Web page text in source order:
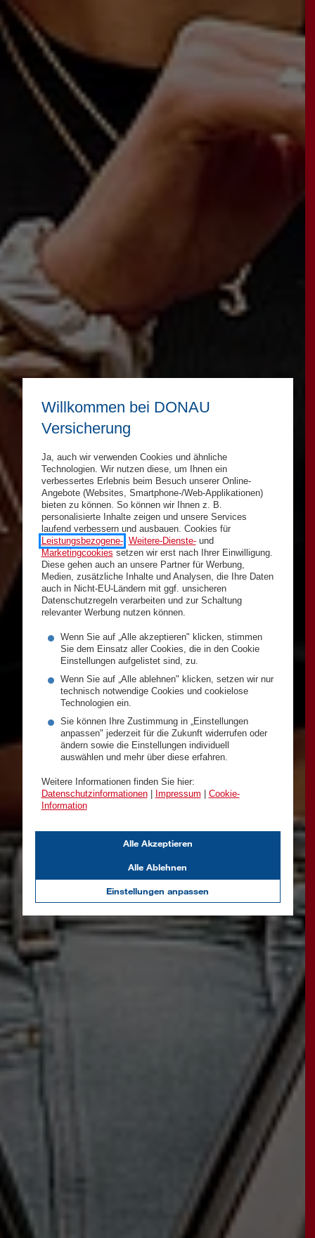
Willkommen bei DONAU
Versicherung
Ja, auch wir verwenden Cookies und ähnliche
Technologien. Wir nutzen diese, um Ihnen ein
verbessertes Erlebnis beim Besuch unserer Online-
Angebote (Websites, Smartphone-/Web-Applikationen)
bieten zu können. So können wir Ihnen z. B.
personalisierte Inhalte zeigen und unsere Services
laufend verbessern und ausbauen. Cookies für
Leistungsbezogene-, Weitere-Dienste-und
Marketingcookies setzen wir erst nach Ihrer Einwilligung.
Diese gehen auch an unsere Partner für Werbung,
Medien, zusätzliche Inhalte und Analysen, die Ihre Daten
auch in Nicht-EU-Ländern mit ggf. unsicheren
Datenschutzregeln verarbeiten und zur Schaltung
relevanter Werbung nutzen können.
Wenn Sie auf „Alle akzeptieren" klicken, stimmen
Sie dem Einsatz aller Cookies, die in den Cookie
Einstellungen aufgelistet sind, zu.
Wenn Sie auf „Alle ablehnen" klicken, setzen wir nur
technisch notwendige Cookies und cookielose
Technologien ein.
Sie können Ihre Zustimmung in „Einstellungen
anpassen" jederzeit für die Zukunft widerrufen oder
ändern sowie die Einstellungen individuell
auswählen und mehr über diese erfahren.
Weitere Informationen finden Sie hier:
Datenschutzinformationen| Impressum
Cookie-
Information
Einstellungen anpassen
Alle Ablehnen
Alle Akzeptieren